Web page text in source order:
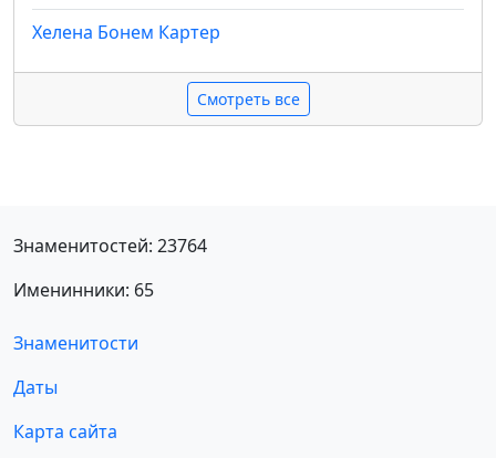
Хелена Бонем Картер
Смотреть все
Знаменитостей: 23764
Именинники: 65
Знаменитости
Даты
Карта сайта